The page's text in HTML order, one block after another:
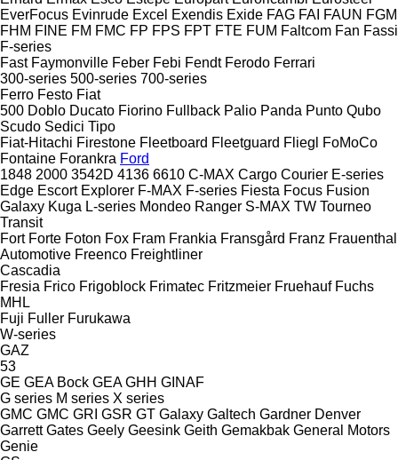
EverFocus Evinrude Excel Exendis Exide FAG FAI FAUN FGM
FHM FINE FM FMC FP FPS FPT FTE FUM Faltcom Fan Fassi
F-series
Fast Faymonville Feber Febi Fendt Ferodo Ferrari
300-series 500-series 700-series
Ferro Festo Fiat
500 Doblo Ducato Fiorino Fullback Palio Panda Punto Qubo
Scudo Sedici Tipo
Fiat-Hitachi Firestone Fleetboard Fleetguard Fliegl
FoMoCo
Fontaine Forankra Ford
1848 2000 3542D 4136 6610 C-MAX Cargo Courier E-series
Edge Escort Explorer F-MAX F-series Fiesta Focus Fusion
Galaxy Kuga L-series Mondeo Ranger S-MAX TW Tourneo
Transit
Fort Forte Foton Fox Fram Frankia Fransgård Franz Frauenthal
Automotive Freenco Freightliner
Cascadia
Fresia Frico Frigoblock Frimatec Fritzmeier Fruehauf Fuchs
MHL
Fuji Fuller Furukawa
W-series
GAZ
53
GE GEA Bock GEA GHH GINAF
G series M series X series
GMC GMC GRI GSR GT Galaxy Galtech Gardner Denver
Garrett Gates Geely Geesink Geith Gemakbak General Motors
Genie